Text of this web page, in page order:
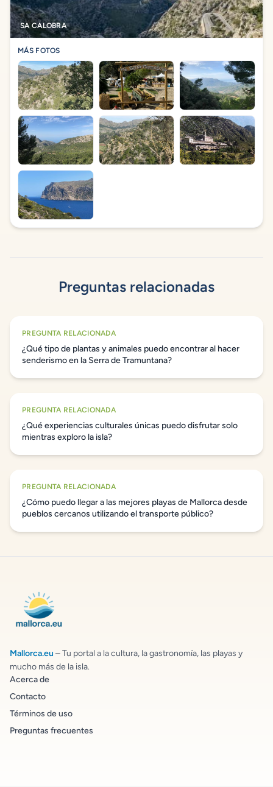
SA CALOBRA
MÁS FOTOS
Preguntas relacionadas
PREGUNTA RELACIONADA
¿Qué tipo de plantas y animales puedo encontrar al hacer
senderismo en la Serra de Tramuntana?
PREGUNTA RELACIONADA
¿Qué experiencias culturales únicas puedo disfrutar solo
mientras exploro la isla?
PREGUNTA RELACIONADA
¿Cómo puedo llegar a las mejores playas de Mallorca desde
pueblos cercanos utilizando el transporte público?
Mallorca.eu – Tu portal a la cultura, la gastronomía, las playas y
mucho más de la isla.
Acerca de
Contacto
Términos de uso
Preguntas frecuentes